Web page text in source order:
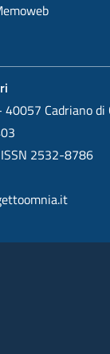
Cadriano di
2532-8786